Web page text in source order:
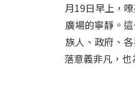
月19日早上，
廣場的寧靜。
族人、政府、
落意義非凡，